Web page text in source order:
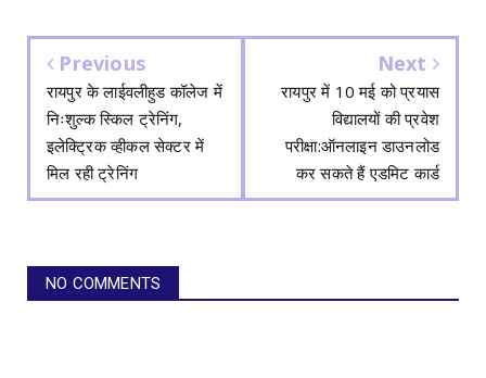
Previous
रायपुर के लाईवलीहुड कॉलेज में
निःशुल्क स्किल ट्रेनिंग,
इलेक्ट्रिक व्हीकल सेक्टर में
मिल रही ट्रेनिंग
Next
रायपुर में 10 मई को प्रयास
विद्यालयों की प्रवेश
परीक्षा:ऑनलाइन डाउनलोड
कर सकते हैं एडमिट कार्ड
NO COMMENTS